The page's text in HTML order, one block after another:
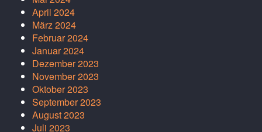
April 2024
März 2024
Februar 2024
Januar 2024
Dezember 2023
November 2023
Oktober 2023
September 2023
August 2023
Juli 2023